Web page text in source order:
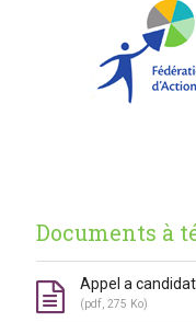
Documents à
Appel a
(pdf, 275 Ko)